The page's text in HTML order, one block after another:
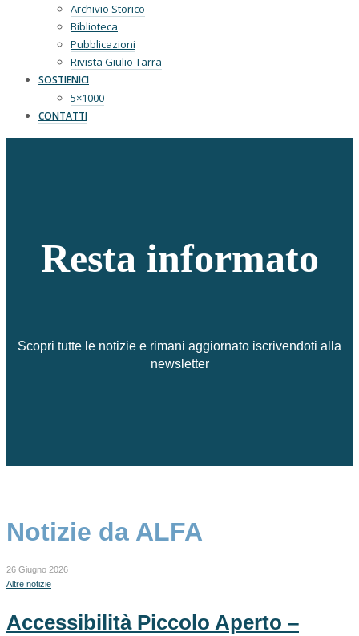
Archivio Storico
Biblioteca
Pubblicazioni
Rivista Giulio Tarra
SOSTIENICI
5×1000
CONTATTI
Resta informato
Scopri tutte le notizie e rimani aggiornato iscrivendoti alla
newsletter
Notizie da ALFA
26 Giugno 2026
Altre notizie
Accessibilità Piccolo Aperto –